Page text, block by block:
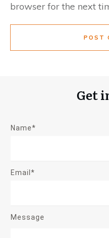
browser for the next
POST
Get
Name*
Email*
Message